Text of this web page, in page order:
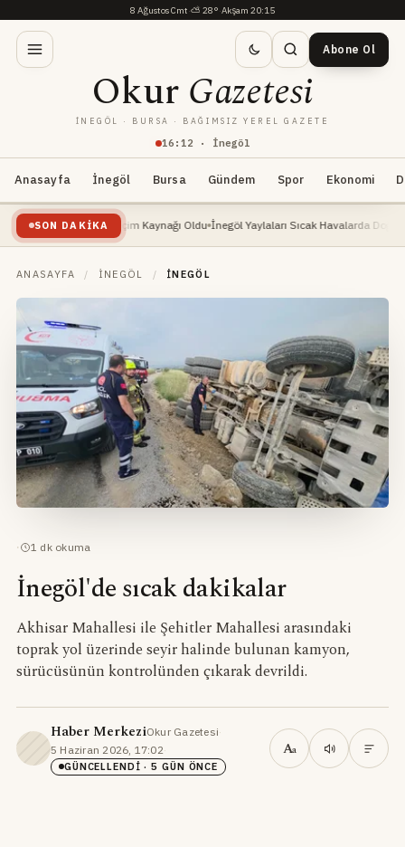
8 Ağustos Cmt·⛅ 28°·Akşam 20:15
16 : 12 · İnegöl
OkurGazetesi
İNEGÖL · BURSA · BAĞIMSIZ YEREL GAZETE
Abone Ol
Anasayfa İnegöl Bursa Gündem Spor Ekonomi
SON DAKIKA
Yeni Geçim Kaynağı Oldu İnegöl Yaylaları Sıcak Havalarda Doğa Severlerin
ANASAYFA / İNEGÖL / İNEGÖL
· 1 dk okuma
İnegöl'de sıcak dakikalar
Akhisar Mahallesi ile Şehitler Mahallesi arasındaki
toprak yol üzerinde seyir halinde bulunan kamyon,
sürücüsünün kontrolünden çıkarak devrildi.
Haber MerkeziOkur Gazetesi·
5 Haziran 2026, 17:02·
GÜNCELLENDI · 5 GÜN ÖNCE
Aa